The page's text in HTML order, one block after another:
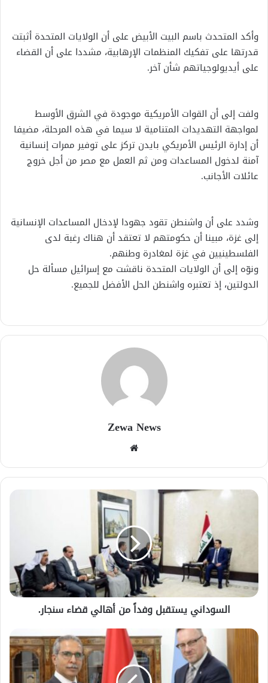
وأكد المتحدث باسم البيت الأبيض على أن الولايات المتحدة أثبتت
قدرتها على تفكيك المنظمات الإرهابية، مشددا على أن القضاء
على أيديولوجياتهم شأن آخر.
ولفت إلى أن القوات الأمريكية موجودة في الشرق الأوسط
لمواجهة التهديدات المتنامية لا سيما في هذه المرحلة، مضيفا
أن إدارة الرئيس الأمريكي بايدن تركز على توفير ممرات إنسانية
آمنة لدخول المساعدات ومن ثم العمل مع مصر من أجل خروج
عائلات الأجانب.
وشدد على أن واشنطن تقود جهودا لإدخال المساعدات الإنسانية
إلى غزة، مبينا أن حكومتهم لا تعتقد أن هناك رغبة لدى
الفلسطينيين في غزة لمغادرة وطنهم.
ونوّه إلى أن الولايات المتحدة ناقشت مع إسرائيل مسألة حل
الدولتين، إذ تعتبره واشنطن الحل الأفضل للجميع.
Zewa News
السوداني يستقبل وفداً من أهالي قضاء سنجار.